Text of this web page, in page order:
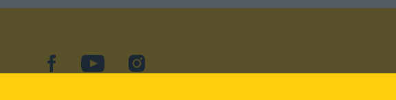
facebookYouTubeInstagram